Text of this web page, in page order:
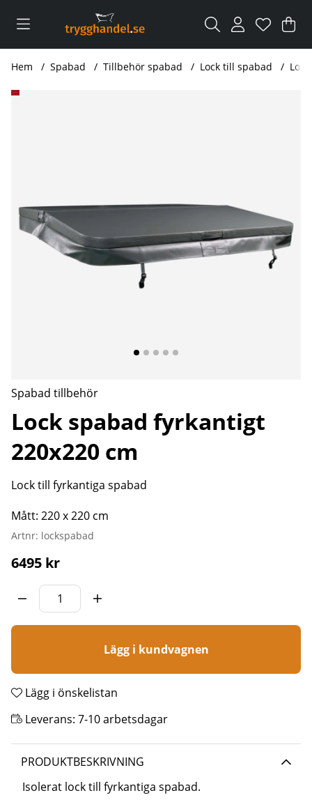
.
Hem Spabad Tillbehör spabad Lock till spabad
Produktbilder Lock spabad fyrkantigt 220x220 cm
Spabad tillbehör
Lock spabad fyrkantigt
220x220 cm
Lock till fyrkantiga spabad
Mått: 220 x 220 cm
Artnr: lockspabad
6495 kr
Lägg i kundvagnen
Lägg i önskelistan
Leverans: 7-10 arbetsdagar
PRODUKTBESKRIVNING
Isolerat lock till fyrkantiga spabad.